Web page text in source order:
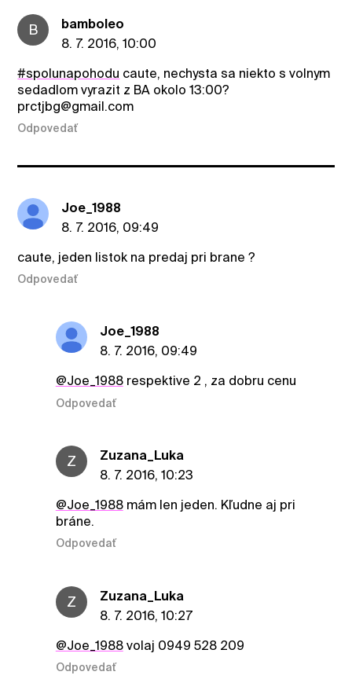
B
bamboleo
8. 7. 2016, 10:00
#spolunapohodu caute, nechysta sa niekto s volnym
sedadlom vyrazit z BA okolo 13:00?
prctjbg@gmail.com
Odpovedať
Joe_1988
8. 7. 2016, 09:49
caute, jeden listok na predaj pri brane ?
Odpovedať
Joe_1988
8. 7. 2016, 09:49
@Joe_1988respektive 2 , za dobru cenu
Odpovedať
Z
Zuzana_Luka
8. 7. 2016, 10:23
@Joe_1988mám len jeden. Kľudne aj pri
bráne.
Odpovedať
Z
Zuzana_Luka
8. 7. 2016, 10:27
@Joe_1988volaj 0949 528 209
Odpovedať